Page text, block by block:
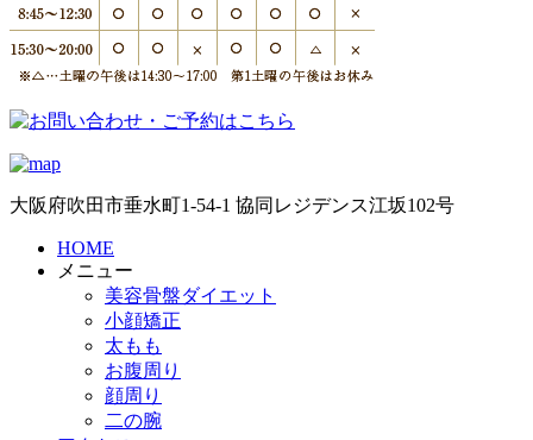
大阪府吹田市垂水町1-54-1 協同レジデンス江坂102号
HOME
メニュー
美容骨盤ダイエット
小顔矯正
太もも
お腹周り
顔周り
二の腕